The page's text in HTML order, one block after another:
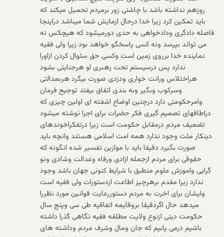
روزهم نداشته باشد با چاشنی زور برمردم تحمیل میکند که
باید تمکین کرد زیرا خدا درحال ازمایش شما میباشد دراینجا
فاصله دادگری ودادخواهی به حدی دورمیشود که هیچکس نه
می تواند بپرسد ونه کسی پاسخگو خواهد بود زیرا ولی فقیه
نماینده خدا برروی زمین است وکسی حق سئوال کردن ازاورا
ندارد پس درسیستم تحت رهبری او هرجنایتی بشود
هراختلاس ورانت خواری ودزدی صورت بیگرد هربعدالتی
وسرکوب وبگیر وبه بندی اتفاق بیفتد توجیح فرمان
وامرحکومتی دارد درچنین اوضاع اشفته ای اولین چیزی که
دراطاقهای تصمیم گیری فکر حضرات برای اجرا نوشته میشود
تضعیف مردم درمقابل حکومت است زیرا درتفکراخوندهای
دینکار ملت وجود ندارد همه امت اسلامی هستند وانچه باید
صورت بگیرد دقیقا باید با موازین تفسیر شده انگونه که
حقوقی برای مردم ازجمله ازادی ورفاه وعدالت وشادی ونو
گرایی واموزش علوم منطبق با شرایط کنونی جهان باشد وجود
ندارد زیرا مقدم برهرچیز اطاعت ازدستورات ولی فقیه است
وایشان برای اخرت به مردم دستوررعایت قوانین مورد نظررا
میدهد حال اگردقیقا بروقایعه اتفاقیه طی سی وپنج سال
حکومت دینی ازنوع ولایت مطلقه فقیه نگاهی گذرا داشته
باشیم درمی یابیم که جان ومال وشرف مردم وداشته های